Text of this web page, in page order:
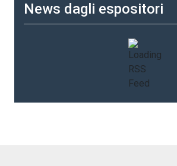
News dagli espositori